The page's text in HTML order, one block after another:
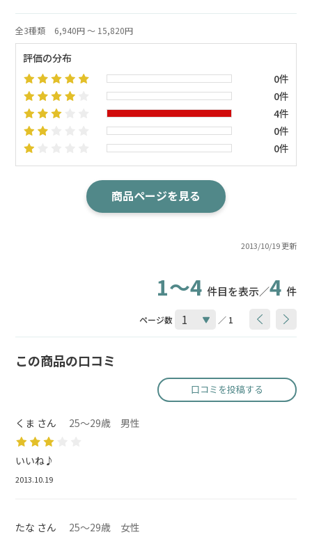
2013/10/19 更新
全3種類 6,940円 ～ 15,820円
評価の分布
0件
0件
4件
0件
0件
商品ページを見る
1～4 件目を表示／4 件
ページ数 ／ 1
この商品の口コミ
口コミを投稿する
くま さん 25～29歳 男性
いいね♪
2013.10.19
たな さん 25～29歳 女性